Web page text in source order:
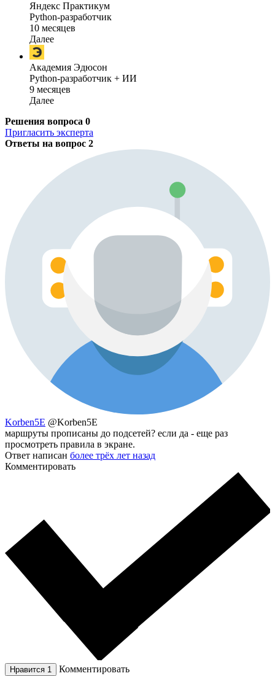
Яндекс Практикум
Python-разработчик
10 месяцев
Далее
Академия Эдюсон
Python-разработчик + ИИ
9 месяцев
Далее
Решения вопроса 0
Пригласить эксперта
Ответы на вопрос 2
Korben5E @Korben5E
маршруты прописаны до подсетей? если да - еще раз
просмотреть правила в экране.
Ответ написан более трёх лет назад
Комментировать
Нравится 1 Комментировать